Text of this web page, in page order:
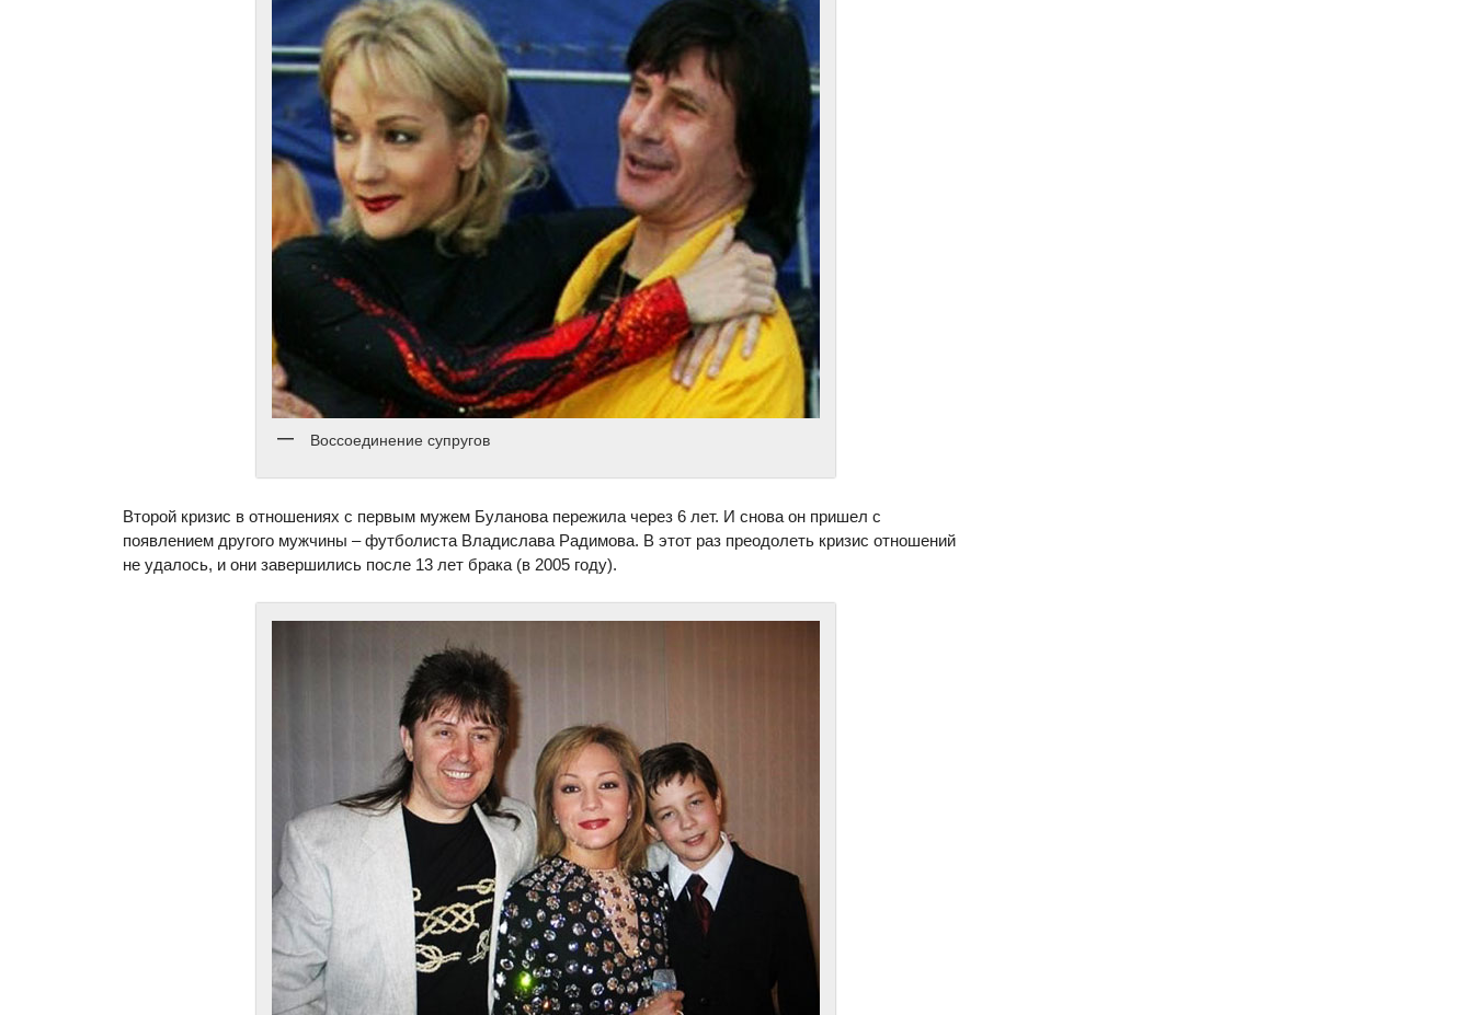
Воссоединение супругов
Второй кризис в отношениях с первым мужем Буланова пережила через 6 лет. И снова он пришел с
появлением другого мужчины – футболиста Владислава Радимова. В этот раз преодолеть кризис отношений
не удалось, и они завершились после 13 лет брака (в 2005 году).